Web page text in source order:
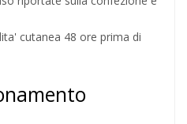
cutanea 48 ore prima di